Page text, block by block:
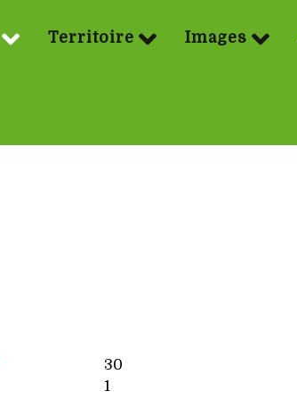
Territoire Images
30
1